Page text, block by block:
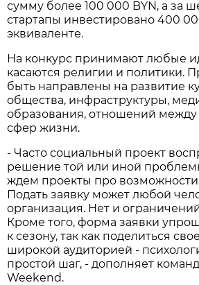
сумму более 100 000 BYN, а за
стартапы инвестировано 400
эквиваленте.
На конкурс принимают любые
касаются религии и политики.
быть направлены на развитие
общества, инфраструктуры,
образования, отношений
сфер жизни.
- Часто социальный проект
решение той или иной
ждем проекты про
Подать заявку может любой
организация. Нет и
Кроме того, форма заявки
к сезону, так как поделиться
широкой аудиторией -
простой шаг, - дополняет
Weekend.